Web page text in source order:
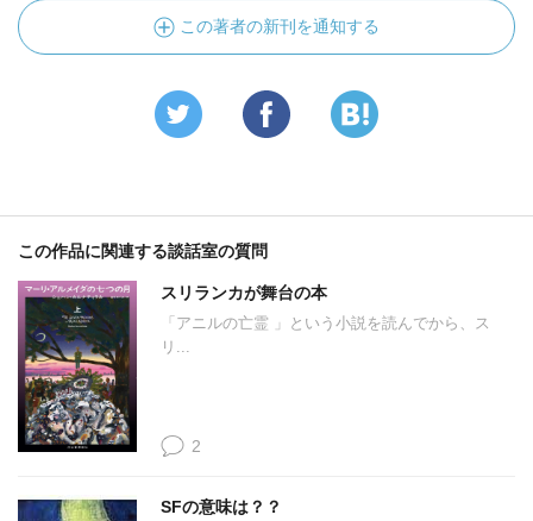
この著者の新刊を通知する
この作品に関連する談話室の質問
スリランカが舞台の本
「アニルの亡霊 」という小説を読んでから、ス
リ...
2
SFの意味は？？